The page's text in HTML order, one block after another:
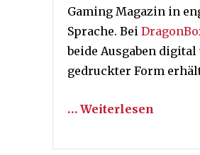
Gaming Magazin in
Sprache. Bei
beide Ausgaben
gedruckter Form
… Weiterlesen